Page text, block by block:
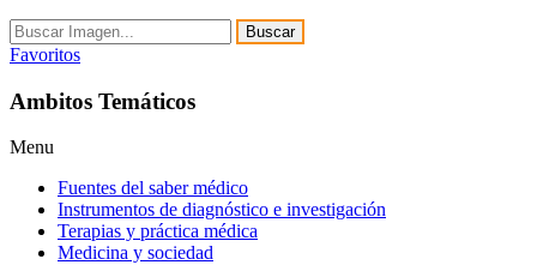
Buscar
Favoritos
Ambitos Temáticos
Menu
Fuentes del saber médico
Instrumentos de diagnóstico e investigación
Terapias y práctica médica
Medicina y sociedad